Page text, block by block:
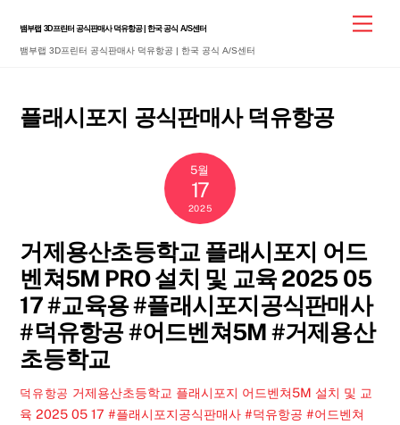
content
뱀부랩 3D프린터 공식판매사 덕유항공 | 한국 공식 A/S센터
뱀부랩 3D프린터 공식판매사 덕유항공 | 한국 공식 A/S센터
플래시포지 공식판매사 덕유항공
5월
17
2025
거제용산초등학교 플래시포지 어드
벤쳐5M PRO 설치 및 교육 2025 05
17 #교육용 #플래시포지공식판매사
#덕유항공 #어드벤쳐5M #거제용산
초등학교
덕유항공 거제용산초등학교 플래시포지 어드벤쳐5M 설치 및 교
육 2025 05 17 #플래시포지공식판매사 #덕유항공 #어드벤쳐